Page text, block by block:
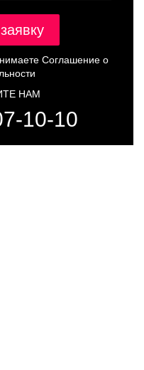
Соглашение о
НАМ
10-10